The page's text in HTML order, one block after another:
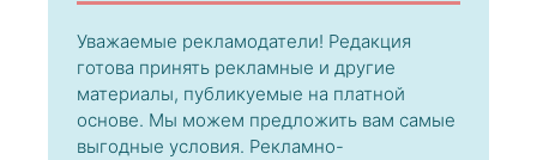
Уважаемые рекламодатели! Редакция
готова принять рекламные и другие
материалы, публикуемые на платной
основе. Мы можем предложить вам самые
выгодные условия. Рекламно-